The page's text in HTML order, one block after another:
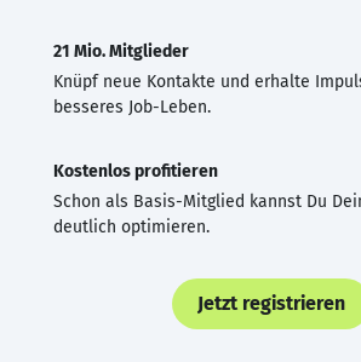
21 Mio. Mitglieder
Knüpf neue Kontakte und erhalte
besseres Job-Leben.
Kostenlos profitieren
Schon als Basis-Mitglied kannst Du
deutlich optimieren.
Jetzt registrieren